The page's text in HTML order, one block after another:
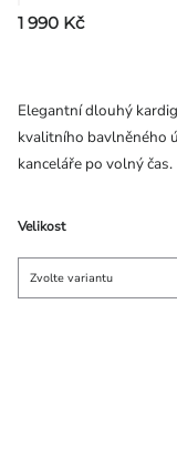
1 990 Kč
Velikost
Elegantní dlouhý
kvalitního bavlněného
kanceláře po volný čas.